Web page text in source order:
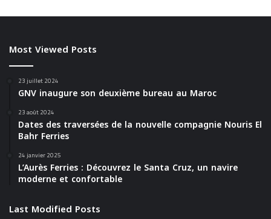
Most Viewed Posts
23 juillet 2024
GNV inaugure son deuxième bureau au Maroc
23 août 2024
Dates des traversées de la nouvelle compagnie Nouris El
Bahr Ferries
24 janvier 2025
L’Aurès Ferries : Découvrez le Santa Cruz, un navire
moderne et confortable
Last Modified Posts